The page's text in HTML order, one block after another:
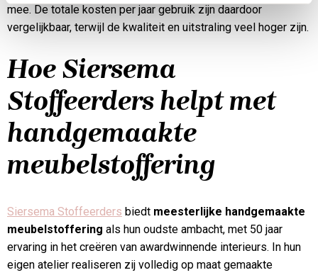
mee. De totale kosten per jaar gebruik zijn daardoor
vergelijkbaar, terwijl de kwaliteit en uitstraling veel hoger zijn.
Hoe Siersema
Stoffeerders helpt met
handgemaakte
meubelstoffering
Siersema Stoffeerders biedt meesterlijke handgemaakte
meubelstoffering als hun oudste ambacht, met 50 jaar
ervaring in het creëren van awardwinnende interieurs. In hun
eigen atelier realiseren zij volledig op maat gemaakte